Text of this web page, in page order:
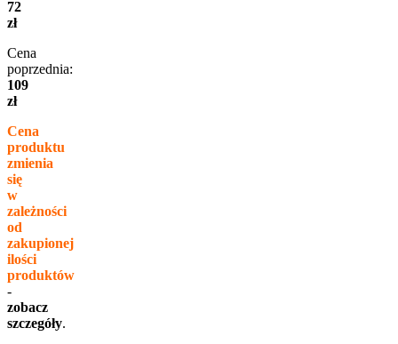
72
zł
Cena
poprzednia:
109
zł
Cena
produktu
zmienia
się
w
zależności
od
zakupionej
ilości
produktów
-
zobacz
szczegóły.